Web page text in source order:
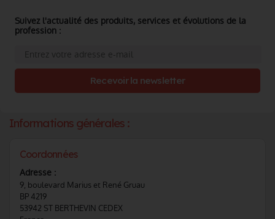
Informations générales :
Coordonnées
Adresse :
9, boulevard Marius et René Gruau
BP 4219
53942 ST BERTHEVIN CEDEX
Suivez l'actualité des produits, services et évolutions de la
profession :
Recevoir la newsletter